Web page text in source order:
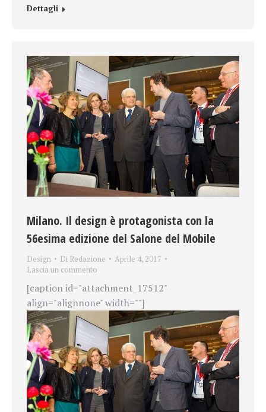
Dettagli
Milano. Il design è protagonista con la
56esima edizione del Salone del Mobile
Design Di Redazione
Aprile 4, 2017
Lascia un commento
[caption id="attachment_17512"
align="alignnone" width=""]